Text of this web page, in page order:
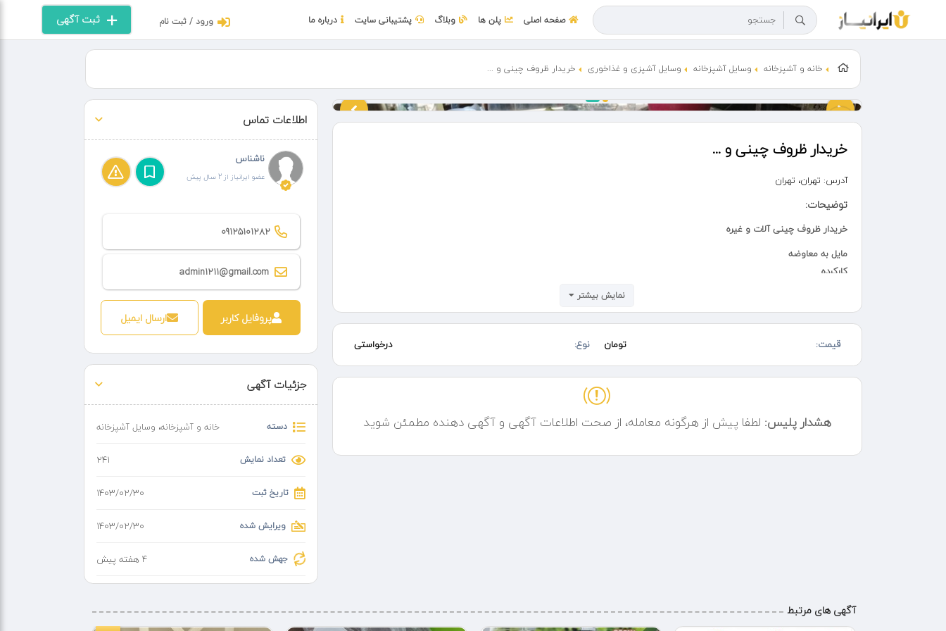
ثبت آگهی ورود / ثبت نام صفحه اصلی پلن ها وبلاگ پشتیبانی سایت درباره ما
خانه و آشپزخانه وسایل آشپزخانه وسایل آشپزی و غذاخوری خریدار ظروف چینی و ...
خریدار ظروف چینی و ...
آدرس: تهران، تهران
توضیحات:
خریدار ظروف چینی آلات و غیره
مایل به معاوضه
کارکرده
توضیحات
با سلام خریدار انواع ظروف چینی آلات روحی ارکوپال و غیره تمام مناطق تهران
نمایش بیشتر
قیمت: تومان نوع: درخواستی
هشدار پلیس: لطفا پیش از هرگونه معامله، از صحت اطلاعات آگهی و آگهی دهنده مطمئن شوید
اطلاعات تماس
ناشناس
عضو ایرانیاز از 2 سال پیش
09125101282
admin1211@gmail.com
پروفایل کاربر ارسال ایمیل
جزئیات آگهی
دسته خانه و آشپزخانه، وسایل آشپزخانه
تعداد نمایش 241
تاریخ ثبت ۱۴۰۳/۰۲/۳۰
ویرایش شده ۱۴۰۳/۰۲/۳۰
جهش شده 4 هفته پیش
آگهی های مرتبط